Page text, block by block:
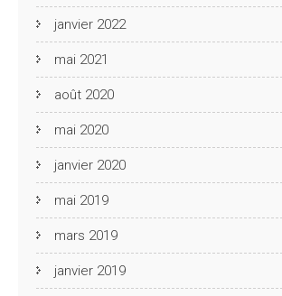
janvier 2022
mai 2021
août 2020
mai 2020
janvier 2020
mai 2019
mars 2019
janvier 2019